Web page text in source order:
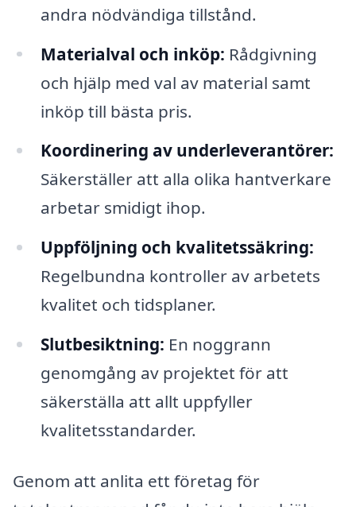
andra nödvändiga tillstånd.
Materialval och inköp: Rådgivning
och hjälp med val av material samt
inköp till bästa pris.
Koordinering av underleverantörer:
Säkerställer att alla olika hantverkare
arbetar smidigt ihop.
Uppföljning och kvalitetssäkring:
Regelbundna kontroller av arbetets
kvalitet och tidsplaner.
Slutbesiktning: En noggrann
genomgång av projektet för att
säkerställa att allt uppfyller
kvalitetsstandarder.
Genom att anlita ett företag för